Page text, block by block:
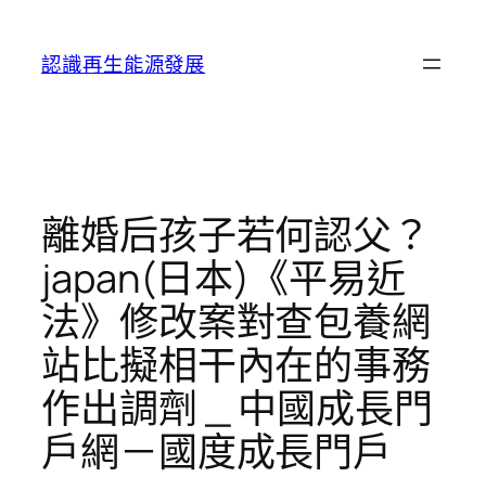
認識再生能源發展
離婚后孩子若何認父？
japan(日本)《平易近
法》修改案對查包養網
站比擬相干內在的事務
作出調劑 _ 中國成長門
戶網－國度成長門戶